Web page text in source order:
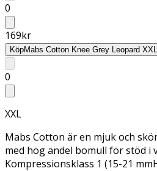
0
169kr
KöpMabs Cotton Knee Grey Leopard
0
XXL
Mabs Cotton är en mjuk och
med hög andel bomull för stöd i
Kompressionsklass 1 (15-21